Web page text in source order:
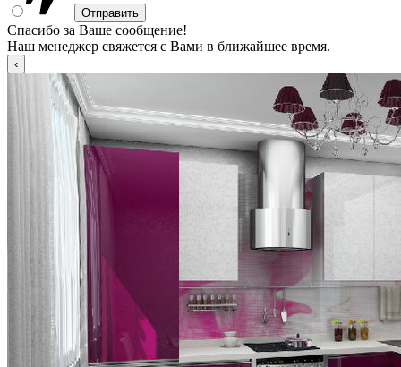
Спасибо за Ваше сообщение!
Наш менеджер свяжется с Вами в ближайшее время.